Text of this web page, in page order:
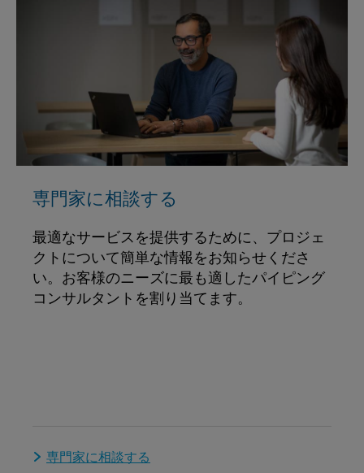
専門家に相談する
最適なサービスを提供するために、プロジェ
クトについて簡単な情報をお知らせくださ
い。お客様のニーズに最も適したパイピング
コンサルタントを割り当てます。
専門家に相談する